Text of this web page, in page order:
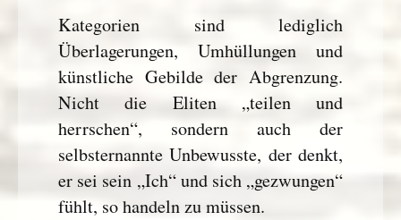
Kategorien sind lediglich
Überlagerungen, Umhüllungen und
künstliche Gebilde der Abgrenzung.
Nicht die Eliten „teilen und
herrschen“, sondern auch der
selbsternannte Unbewusste, der denkt,
er sei sein „Ich“ und sich „gezwungen“
fühlt, so handeln zu müssen.